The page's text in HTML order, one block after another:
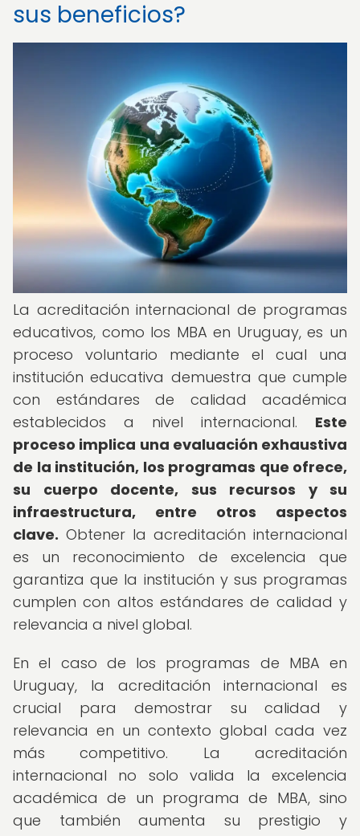
sus beneficios?
La acreditación internacional de programas
educativos, como los MBA en Uruguay, es un
proceso voluntario mediante el cual una
institución educativa demuestra que cumple
con estándares de calidad académica
establecidos a nivel internacional. Este
proceso implica una evaluación exhaustiva
de la institución, los programas que ofrece,
su cuerpo docente, sus recursos y su
infraestructura, entre otros aspectos
clave. Obtener la acreditación internacional
es un reconocimiento de excelencia que
garantiza que la institución y sus programas
cumplen con altos estándares de calidad y
relevancia a nivel global.
En el caso de los programas de MBA en
Uruguay, la acreditación internacional es
crucial para demostrar su calidad y
relevancia en un contexto global cada vez
más competitivo. La acreditación
internacional no solo valida la excelencia
académica de un programa de MBA, sino
que también aumenta su prestigio y